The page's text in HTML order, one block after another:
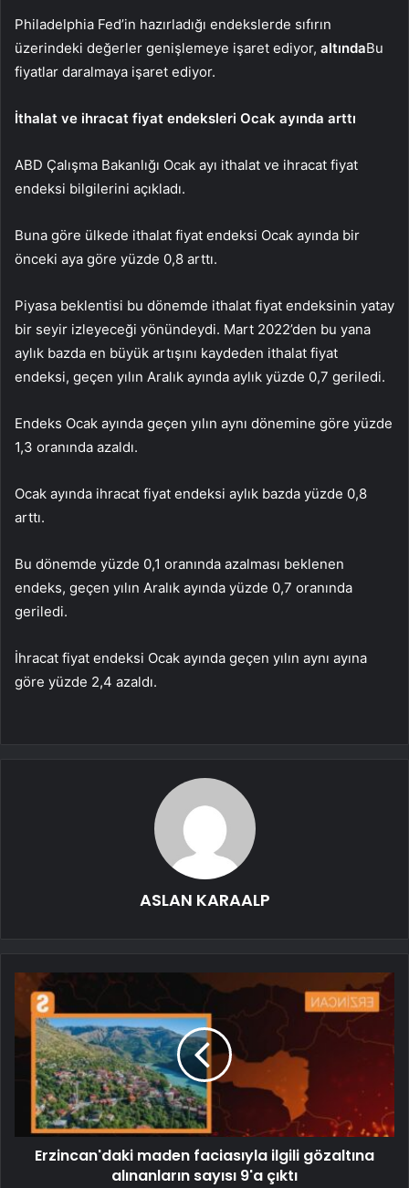
Philadelphia Fed’in hazırladığı endekslerde sıfırın
üzerindeki değerler genişlemeye işaret ediyor, altındaBu
fiyatlar daralmaya işaret ediyor.
İthalat ve ihracat fiyat endeksleri Ocak ayında arttı
ABD Çalışma Bakanlığı Ocak ayı ithalat ve ihracat fiyat
endeksi bilgilerini açıkladı.
Buna göre ülkede ithalat fiyat endeksi Ocak ayında bir
önceki aya göre yüzde 0,8 arttı.
Piyasa beklentisi bu dönemde ithalat fiyat endeksinin yatay
bir seyir izleyeceği yönündeydi. Mart 2022’den bu yana
aylık bazda en büyük artışını kaydeden ithalat fiyat
endeksi, geçen yılın Aralık ayında aylık yüzde 0,7 geriledi.
Endeks Ocak ayında geçen yılın aynı dönemine göre yüzde
1,3 oranında azaldı.
Ocak ayında ihracat fiyat endeksi aylık bazda yüzde 0,8
arttı.
Bu dönemde yüzde 0,1 oranında azalması beklenen
endeks, geçen yılın Aralık ayında yüzde 0,7 oranında
geriledi.
İhracat fiyat endeksi Ocak ayında geçen yılın aynı ayına
göre yüzde 2,4 azaldı.
ASLAN KARAALP
Erzincan'daki maden faciasıyla ilgili gözaltına
alınanların sayısı 9'a çıktı